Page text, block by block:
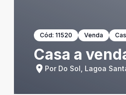
Cód: 11520 Venda
Casa a
Por Do Sol, Lagoa